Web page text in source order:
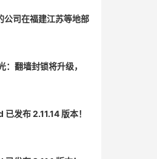
公司在福建江苏等地部
：翻墙封锁将升级，
发布 2.11.14 版本！